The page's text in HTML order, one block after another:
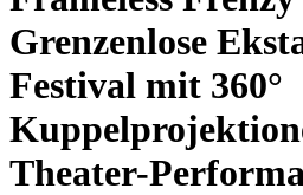
Grenzenlose
Festival mit 360°
Theater-